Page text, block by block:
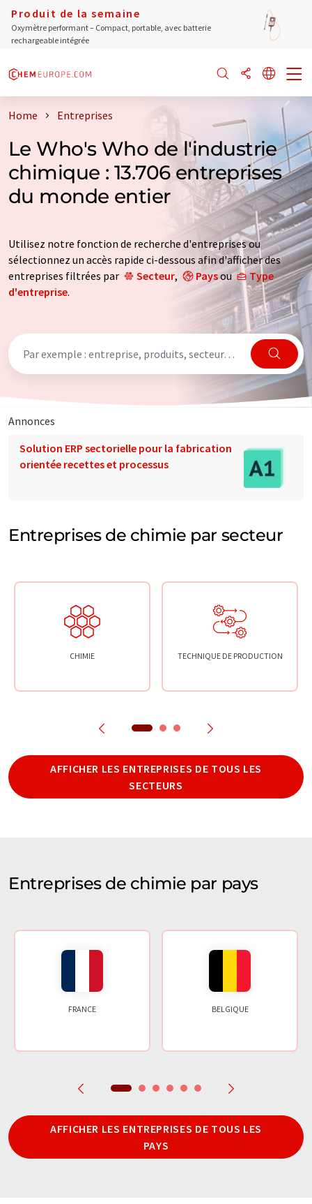
Produit de la semaine
Oxymètre performant – Compact, portable, avec batterie
rechargeable intégrée
Home Entreprises
Le Who's Who de l'industrie
chimique : 13.706 entreprises
du monde entier
Utilisez notre fonction de recherche d'entreprises ou
sélectionnez un accès rapide ci-dessous afin d'afficher des
entreprises filtrées par
Secteur, Paysou
Type
d'entreprise.
Annonces
Solution ERP sectorielle pour la fabrication
orientée recettes et processus
Entreprises de chimie par secteur
CHIMIE TECHNIQUE DE PRODUCTION
AFFICHER LES ENTREPRISES DE TOUS LES
SECTEURS
Entreprises de chimie par pays
FRANCE BELGIQUE
AFFICHER LES ENTREPRISES DE TOUS LES
PAYS